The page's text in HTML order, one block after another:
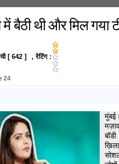
बैठी थी और मिल गया
[642 ] , रेटिंग :
24